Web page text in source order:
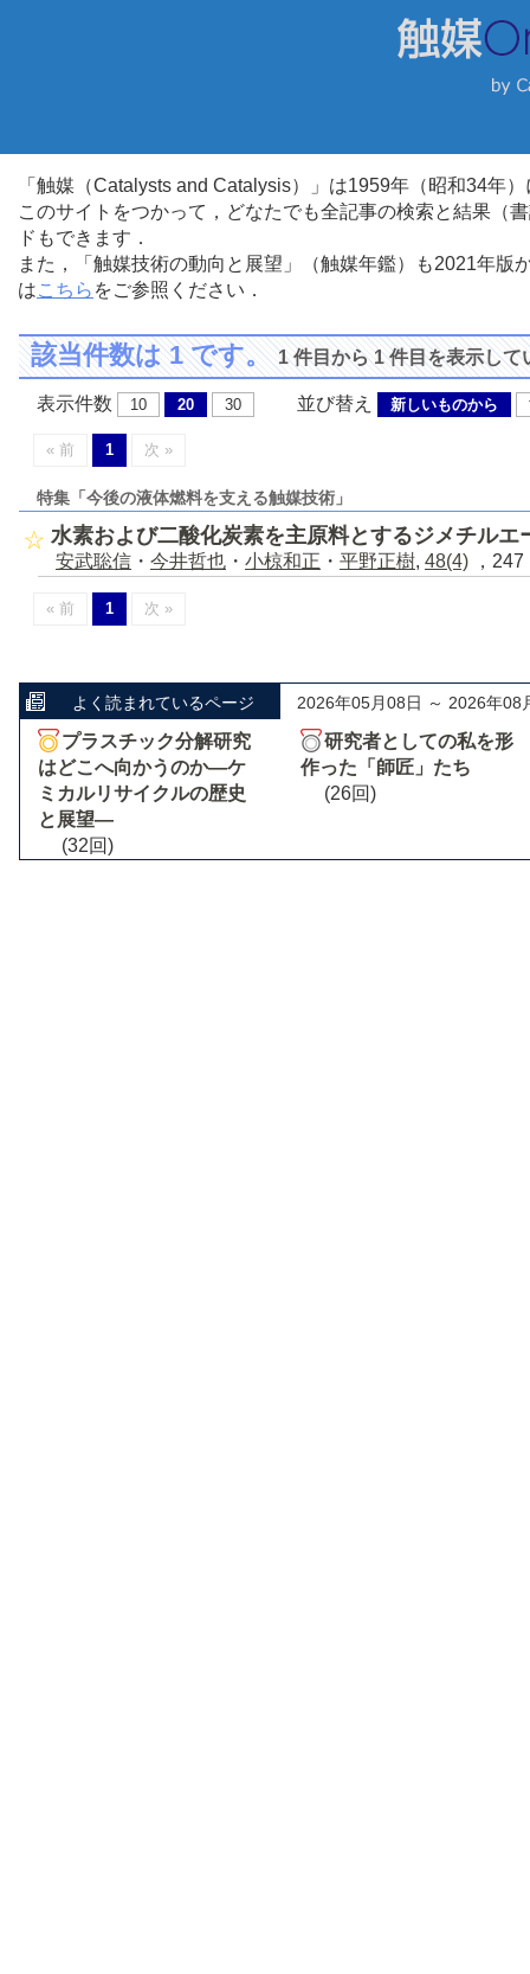
「触媒（Catalysts and Catalysis）」は1959年（昭和34年
このサイトをつかって，どなたでも全記事の検索と結果（
ドもできます．
また，「触媒技術の動向と展望」（触媒年鑑）も2021年
はこちら をご参照ください．
該当件数は 1 です。1 件目から 1 件目を表示して
表示件数 10 20 30 並び替え 新しいものから
« 前 1 次 »
特集「今後の液体燃料を支える触媒技術」
水素および二酸化炭素を主原料とするジメチルエ
安武聡信 ・ 今井哲也 ・ 小椋和正 ・ 平野正樹, 48(4) ，
« 前 1 次 »
よく読まれているページ 2026年05月08日 ～ 2026年08
プラスチック分解研究
はどこへ向かうのか―ケ
ミカルリサイクルの歴史
と展望―
(32回)
研究者としての私を形
作った「師匠」たち
(26回)